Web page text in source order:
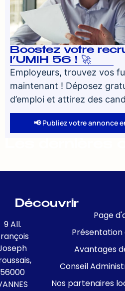
Boostez votre
l’UMIH 56 ! 🚀
Employeurs, trouvez vos
maintenant ! Déposez
d’emploi et attirez des
📢 Publiez votre annonce
9 All.
56000
Découvrir
Page
Présentation
Avantages
Conseil
Nos partenaires